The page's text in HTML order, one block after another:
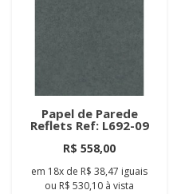
Papel de Parede
Reflets Ref: L692-09
R$ 558,00
em 18x de R$ 38,47 iguais
ou R$ 530,10 à vista